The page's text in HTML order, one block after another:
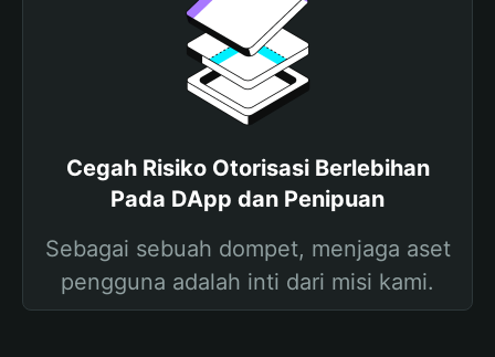
Cegah Risiko Otorisasi Berlebihan
Pada DApp dan Penipuan
Sebagai sebuah dompet, menjaga aset
pengguna adalah inti dari misi kami.